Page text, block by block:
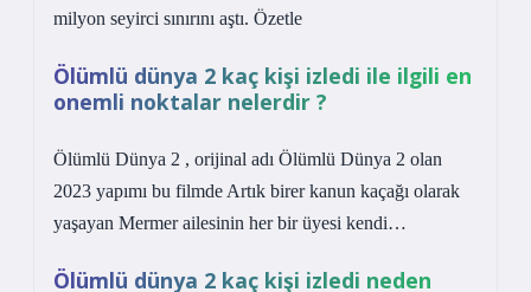
milyon seyirci sınırını aştı. Özetle
Ölümlü dünya 2 kaç kişi izledi ile ilgili en
onemli noktalar nelerdir ?
Ölümlü Dünya 2 , orijinal adı Ölümlü Dünya 2 olan
2023 yapımı bu filmde Artık birer kanun kaçağı olarak
yaşayan Mermer ailesinin her bir üyesi kendi…
Ölümlü dünya 2 kaç kişi izledi neden